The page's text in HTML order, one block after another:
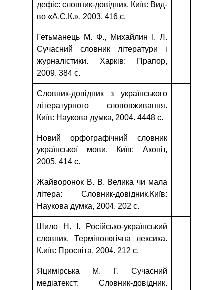
дефіс: словник-довідник. Київ: Вид-
во «А.С.К.», 2003. 416 с.
Гетьманець М. Ф., Михайлин І. Л.
Сучасний словник літератури і
журналістики. Xарків: Прапор,
2009. 384 с.
Словник-довідник з українського
літературного слововживання.
Київ: Наукова думка, 2004. 4448 с.
Новий орфографічний словник
української мови. Київ: Аконіт,
2005. 414 с.
Жайворонок В. В. Велика чи мала
літера: Словник-довідник.Київ:
Наукова думка, 2004. 202 с.
Шило Н. І. Російсько-український
словник. Термінологічна лексика.
К.иїв: Просвіта, 2004. 212 с.
Яцимірська М. Г. Сучасний
медіатекст: Словник-довідник.